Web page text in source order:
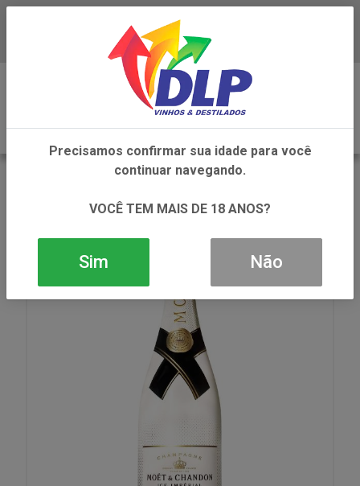
Baixe já o APP da DLP Vinhos
Precisamos confirmar sua idade para você
continuar navegando.
VOCÊ TEM MAIS DE 18 ANOS?
Sim Não